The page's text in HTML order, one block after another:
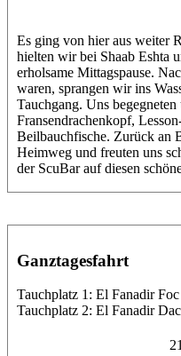
Es ging von hier aus weiter
hielten wir bei Shaab Eshta
erholsame Mittagspause.
waren, sprangen wir ins
Tauchgang. Uns begegneten
Fransendrachenkopf,
Beilbauchfische. Zurück an
Heimweg und freuten uns
der ScuBar auf diesen
Ganztagesfahrt
Tauchplatz 1: El Fanadir Foc
Tauchplatz 2: El Fanadir